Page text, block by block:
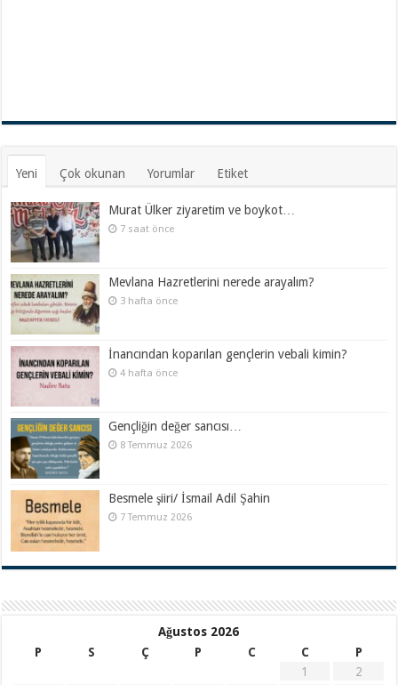
Yeni Çok okunan Yorumlar Etiket
Murat Ülker ziyaretim ve boykot…
7 saat önce
Mevlana Hazretlerini nerede arayalım?
3 hafta önce
İnancından koparılan gençlerin vebali kimin?
4 hafta önce
Gençliğin değer sancısı…
8 Temmuz 2026
Besmele şiiri/ İsmail Adil Şahin
7 Temmuz 2026
Ağustos 2026
P
S Ç P C C
P
1
2